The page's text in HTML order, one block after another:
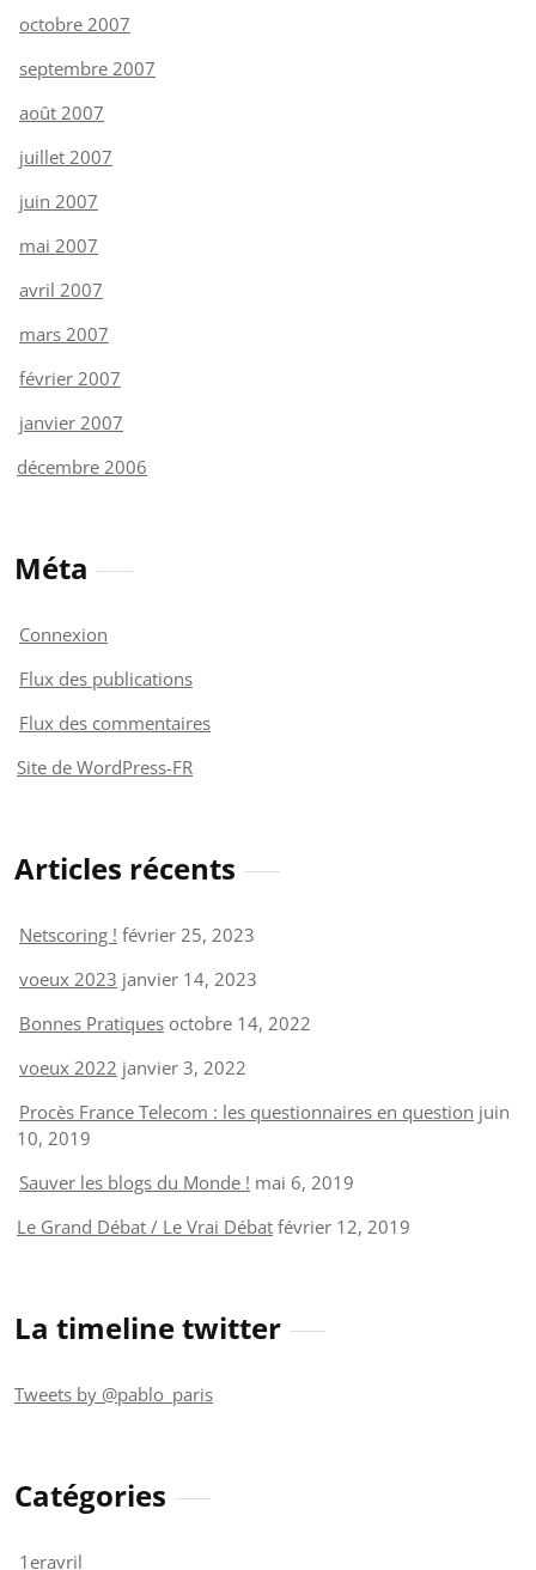
octobre 2007
septembre 2007
août 2007
juillet 2007
juin 2007
mai 2007
avril 2007
mars 2007
février 2007
janvier 2007
décembre 2006
Méta
Connexion
Flux des publications
Flux des commentaires
Site de WordPress-FR
Articles récents
Netscoring ! février 25, 2023
voeux 2023 janvier 14, 2023
Bonnes Pratiques octobre 14, 2022
voeux 2022 janvier 3, 2022
Procès France Telecom : les questionnaires en question juin
10, 2019
Sauver les blogs du Monde ! mai 6, 2019
Le Grand Débat / Le Vrai Débat février 12, 2019
La timeline twitter
Tweets by @pablo_paris
Catégories
1eravril